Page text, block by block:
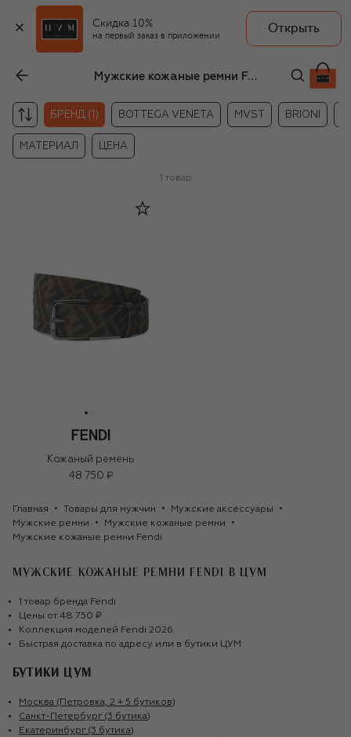
Скидка 10%
на первый заказ в приложении
Открыть
Мужские кожаные ремни Fendi
БРЕНД (1) BOTTEGA VENETA MVST BRIONI
МАТЕРИАЛ ЦЕНА
1 товар
Кожаный ремень
48 750 ₽
Главная Товары для мужчин
Мужские аксессуары
Мужские ремни
Мужские кожаные ремни
Мужские кожаные ремни Fendi
МУЖСКИЕ КОЖАНЫЕ РЕМНИ FENDI В ЦУМ
1 товар бренда Fendi
Цены от 48 750 ₽
Коллекция моделей Fendi 2026
Быстрая доставка по адресу или в бутики ЦУМ
БУТИКИ ЦУМ
Москва (Петровка, 2 + 5 бутиков)
Санкт-Петербург (3 бутика)
Екатеринбург (3 бутика)